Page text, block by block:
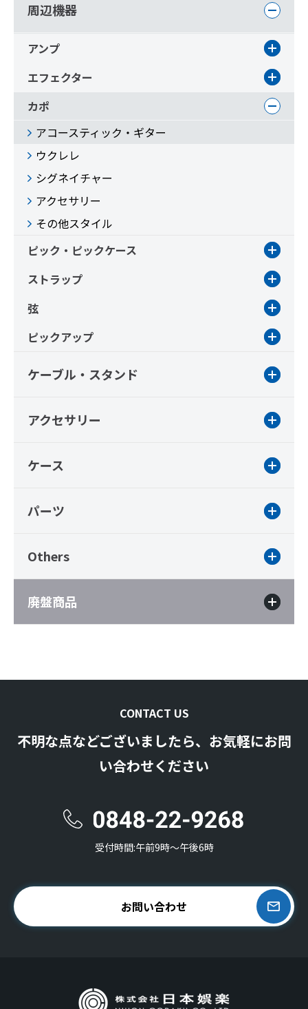
周辺機器
アンプ
エフェクター
カポ
アコースティック・ギター
ウクレレ
シグネイチャー
アクセサリー
その他スタイル
ピック・ピックケース
ストラップ
弦
ピックアップ
ケーブル・スタンド
アクセサリー
ケース
パーツ
Others
廃盤商品
CONTACT US
不明な点などございましたら、お気軽にお問
い合わせください
受付時間:午前9時〜午後6時
お問い合わせ